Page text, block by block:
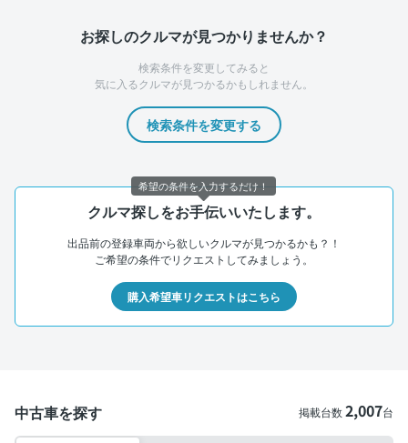
お探しのクルマが見つかりませんか？
検索条件を変更してみると
気に入るクルマが見つかるかもしれません。
検索条件を変更する
クルマ探しをお手伝いいたします。
出品前の登録車両から欲しいクルマが見つかるかも？！
ご希望の条件でリクエストしてみましょう。
購入希望車リクエストはこちら
中古車を探す 掲載台数2,007台
希望の条件を入力するだけ！